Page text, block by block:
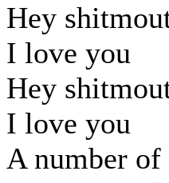
Hey
I love you
Hey
I love you
A number of